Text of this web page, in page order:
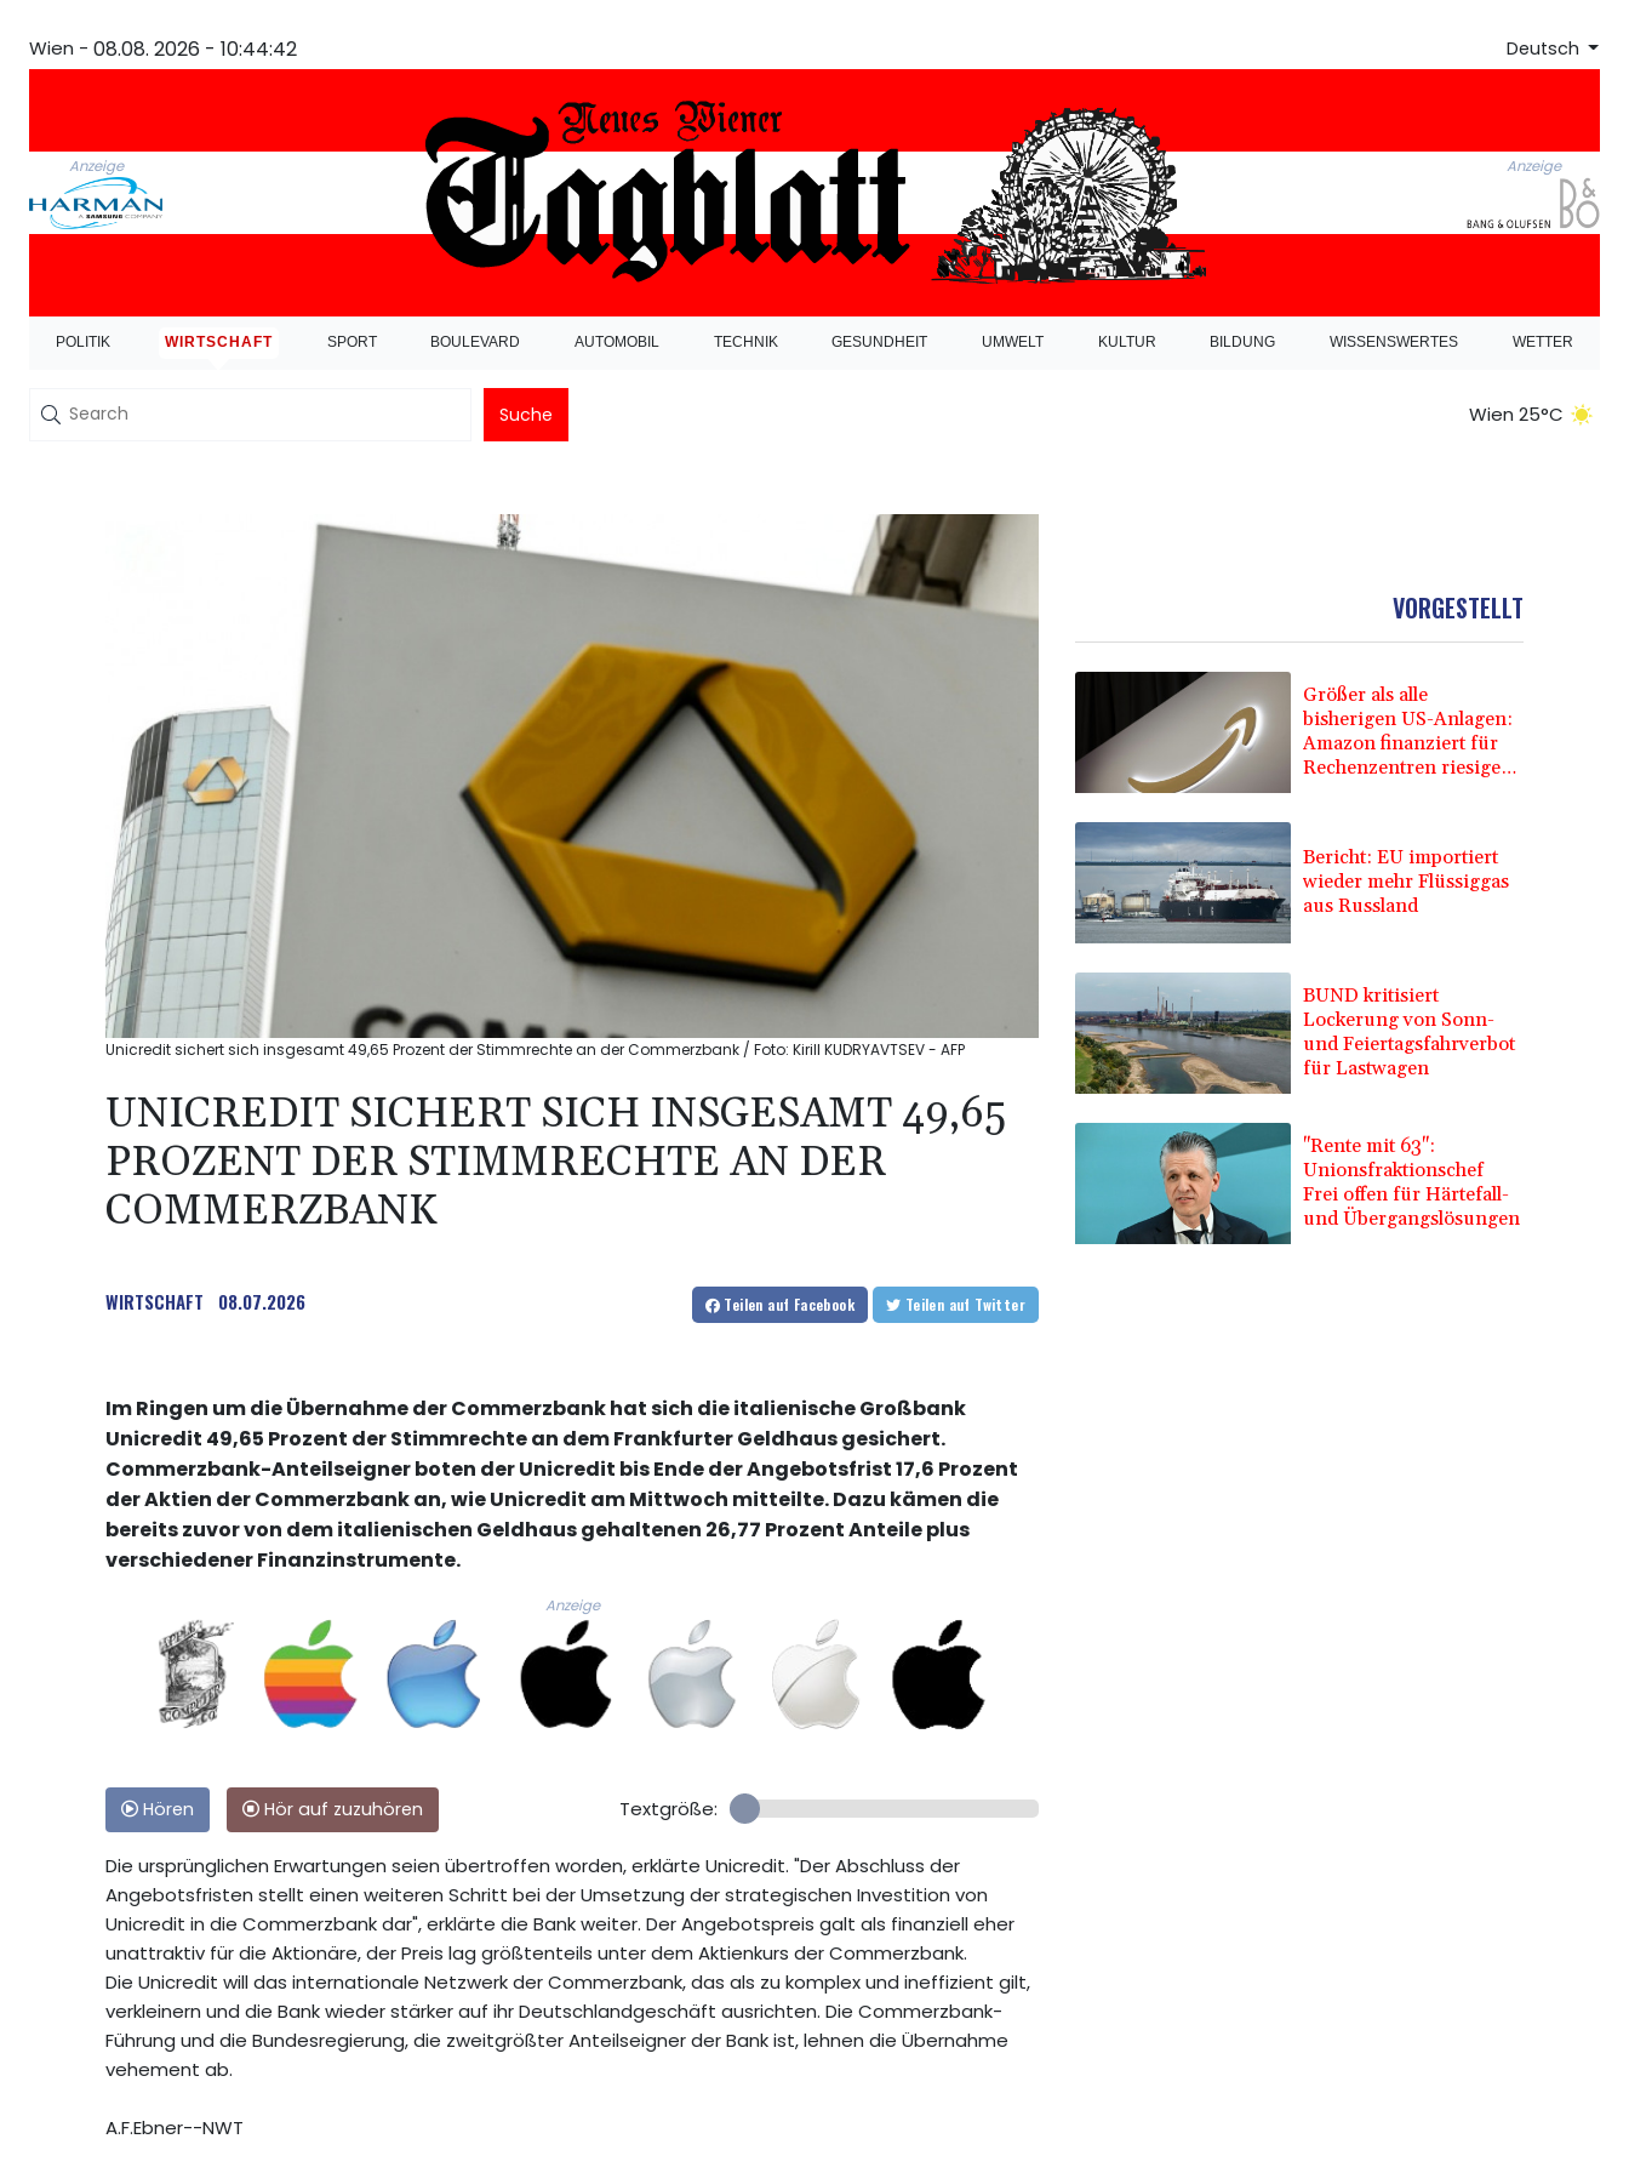
Wien - 08.08. 2026 - 10:44:42 Deutsch
Anzeige Anzeige
POLITIK WIRTSCHAFT SPORT BOULEVARD AUTOMOBIL TECHNIK GESUNDHEIT UMWELT KULTUR BILDUNG WISSENSWERTES WETTER
Suche Wien 25°C
Unicredit sichert sich insgesamt 49,65 Prozent der Stimmrechte an der Commerzbank / Foto: Kirill KUDRYAVTSEV - AFP
UNICREDIT SICHERT SICH INSGESAMT 49,65
PROZENT DER STIMMRECHTE AN DER
COMMERZBANK
WIRTSCHAFT 08.07.2026 Teilen auf Facebook Teilen auf Twitter
Im Ringen um die Übernahme der Commerzbank hat sich die italienische Großbank
Unicredit 49,65 Prozent der Stimmrechte an dem Frankfurter Geldhaus gesichert.
Commerzbank-Anteilseigner boten der Unicredit bis Ende der Angebotsfrist 17,6 Prozent
der Aktien der Commerzbank an, wie Unicredit am Mittwoch mitteilte. Dazu kämen die
bereits zuvor von dem italienischen Geldhaus gehaltenen 26,77 Prozent Anteile plus
verschiedener Finanzinstrumente.
Anzeige
Hören Hör auf zuzuhören Textgröße:
Die ursprünglichen Erwartungen seien übertroffen worden, erklärte Unicredit. "Der Abschluss der
Angebotsfristen stellt einen weiteren Schritt bei der Umsetzung der strategischen Investition von
Unicredit in die Commerzbank dar", erklärte die Bank weiter. Der Angebotspreis galt als finanziell eher
unattraktiv für die Aktionäre, der Preis lag größtenteils unter dem Aktienkurs der Commerzbank.
Die Unicredit will das internationale Netzwerk der Commerzbank, das als zu komplex und ineffizient gilt,
verkleinern und die Bank wieder stärker auf ihr Deutschlandgeschäft ausrichten. Die Commerzbank-
Führung und die Bundesregierung, die zweitgrößter Anteilseigner der Bank ist, lehnen die Übernahme
vehement ab.
A.F.Ebner--NWT
VORGESTELLT
Größer als alle
bisherigen US-Anlagen:
Amazon finanziert für
Rechenzentren riesiges
Bericht: EU importiert
wieder mehr Flüssiggas
aus Russland
BUND kritisiert
Lockerung von Sonn-
und Feiertagsfahrverbot
für Lastwagen
"Rente mit 63":
Unionsfraktionschef
Frei offen für Härtefall-
und Übergangslösungen